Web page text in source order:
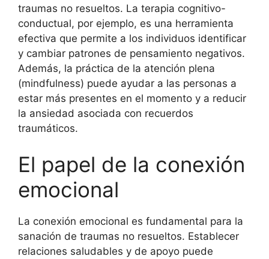
traumas no resueltos. La terapia cognitivo-
conductual, por ejemplo, es una herramienta
efectiva que permite a los individuos identificar
y cambiar patrones de pensamiento negativos.
Además, la práctica de la atención plena
(mindfulness) puede ayudar a las personas a
estar más presentes en el momento y a reducir
la ansiedad asociada con recuerdos
traumáticos.
El papel de la conexión
emocional
La conexión emocional es fundamental para la
sanación de traumas no resueltos. Establecer
relaciones saludables y de apoyo puede